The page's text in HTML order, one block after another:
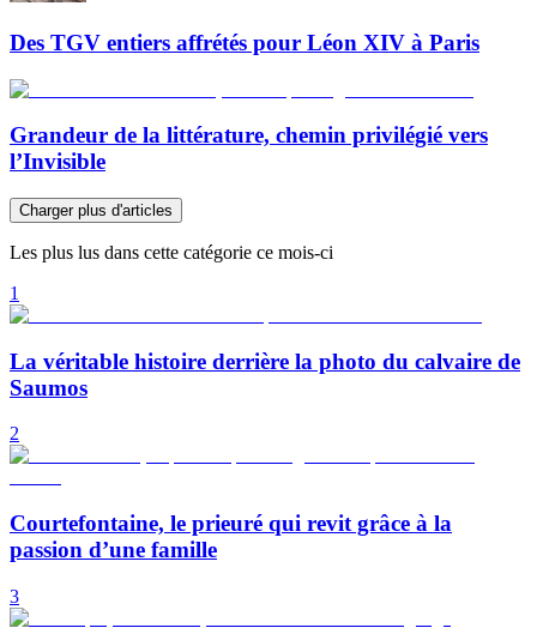
Des TGV entiers affrétés pour Léon XIV à Paris
Grandeur de la littérature, chemin privilégié vers
l’Invisible
Charger plus d'articles
Les plus lus dans cette catégorie ce mois-ci
1
La véritable histoire derrière la photo du calvaire de
Saumos
2
Courtefontaine, le prieuré qui revit grâce à la
passion d’une famille
3